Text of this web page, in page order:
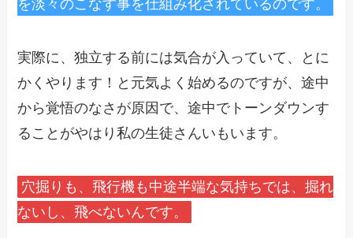
を淡々のこなす事を仕組み化されているのです。
実際に、独立する前には気合が入っていて、とに
かくやります！と元気よく始めるのですが、途中
から覚悟のなさが原因で、途中でトーンダウンす
ることがやはり私の生徒さんいもいます。
穴掘りも、飛行機も中途半端な気持ちでは、掘れ
ないし、飛べないんです。